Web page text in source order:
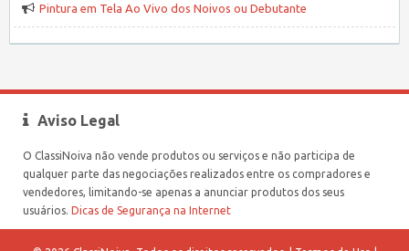
Pintura em Tela Ao Vivo dos Noivos ou Debutante
Aviso Legal
O ClassiNoiva não vende produtos ou serviços e não participa de
qualquer parte das negociações realizados entre os compradores e
vendedores, limitando-se apenas a anunciar produtos dos seus
usuários. Dicas de Segurança na Internet